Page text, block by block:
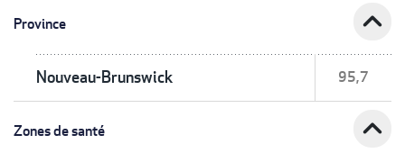
Province expand_less
Nouveau-Brunswick 95,7
Zones de santé expand_less